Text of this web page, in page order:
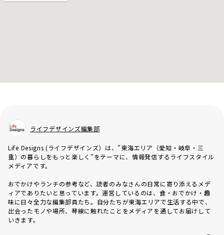
ライフデザインズ編集部
Life Designs (ライフデザインズ）は、”東海エリア（愛知・岐阜・三
重）の暮らしをもっと楽しく”をテーマに、情報発信するライフスタイル
メディアです。
おでかけやランチの参考など、読者のみなさんの日常に寄り添えるメデ
ィアでありたいと思っています。運営しているのは、食・おでかけ・趣
味に日々全力な編集部員たち。自分たちが東海エリアで生活する中で、
出会ったモノや場所、琴線に触れたことをメディアを通してお届けして
いきます。